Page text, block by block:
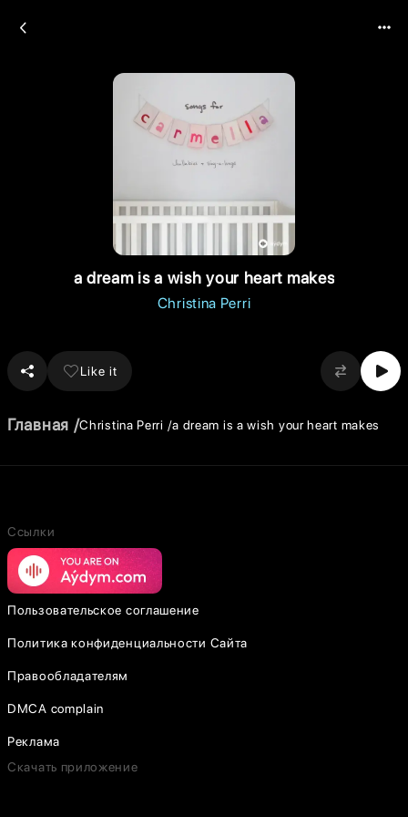
a dream is a wish your heart makes
Christina Perri
Like it
Главная Christina Perri a dream is a wish your heart makes
Ссылки
Пользовательское соглашение
Политика конфиденциальности Сайта
Правообладателям
DMCA complain
Реклама
Скачать приложение